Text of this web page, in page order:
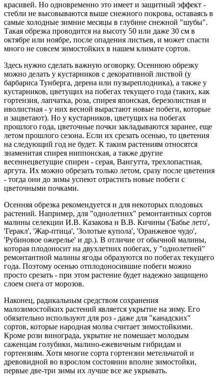
красивей. Но одновременно это имеет и защитный эффект -
стебли не высовываются выше снежного покрова, оставаясь в
самые холодные зимние месяцы в глубине снежной "шубы".
Такая обрезка проводится на высоту 50 или даже 30 см в
октябре или ноябре, после опадения листьев, и может спасти
много не совсем зимостойких в нашем климате сортов.
Здесь нужно сделать важную оговорку. Осеннюю обрезку
можно делать у кустарников с декоративной листвой (у
барбариса Тунберга, дерена или пузыреплодника), а также у
кустарников, цветущих на побегах текущего года (таких, как
гортензия, лапчатка, роза, спирея японская, березолистная и
иволистная - у них весной вырастают новые побеги, которые
и зацветают). Но у кустарников, цветущих на побегах
прошлого года, цветочные почки закладываются заранее, еще
летом прошлого сезона. Если их срезать осенью, то цветения
на следующий год не будет. К таким растениям относятся
знаменитая спирея ниппонская, а также другие
весеннецветущие спиреи - серая, Вангутта, трехлопастная,
аргута. Их можно обрезать только летом, сразу после цветения
- тогда они до зимы успеют отрастить новые побеги с
цветочными почками.
Осенняя обрезка рекомендуется и для некоторых плодовых
растений. Например, для "однолетних" ремонтантных сортов
малины селекции И.В. Казакова и В.В. Кичины ('Бабье лето',
'Геракл', 'Жар-птица', 'Золотые купола', 'Оранжевое чудо',
'Рубиновое ожерелье' и др.). В отличие от обычной малины,
которая плодоносит на двухлетних побегах, у "однолетней"
ремонтантной малины ягоды образуются по побегах текущего
года. Поэтому осенью отплодоносившие побеги можно
просто срезать - при этом растение будет надежно защищено
слоем снега от морозов.
Наконец, радикальным средством сохранения
малозимостойких растений является укрытие на зиму. Его
обязательно используют для роз - даже для "канадских"
сортов, которые народная молва считает зимостойкими.
Кроме рози винограда, укрытие не помешает молодым
саженцам голубики, малино-ежевичным гибридам и
гортензиям. Хотя многие сорта гортензии метельчатой и
древовидной во взрослом состоянии вполне зимостойки,
первые две-три зимы их лучше все же укрывать.